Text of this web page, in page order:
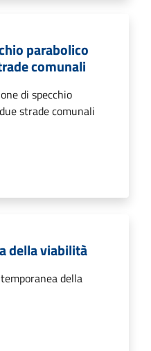
parabolico
comunali
di specchio
strade comunali
della viabilità
della